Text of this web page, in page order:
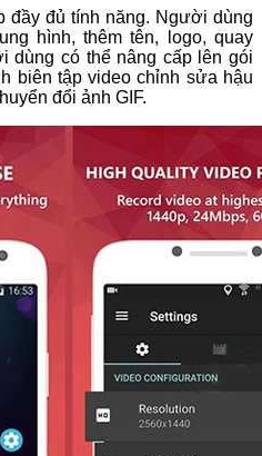
đầy đủ tính năng. Người dùng
hình, thêm tên, logo, quay
dùng có thể nâng cấp lên gói
biên tập video chỉnh sửa hậu
đổi ảnh GIF.